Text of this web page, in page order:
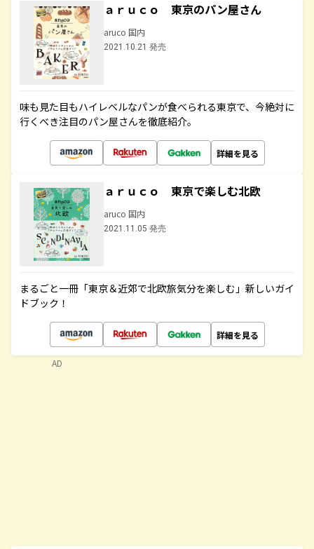
ａｒｕｃｏ 東京のパン屋さん
aruco 国内
2021.10.21 発売
味も見た目もハイレベルなパンが食べられる東京で、今絶対に
行くべき注目のパン屋さんを徹底紹介。
詳細を見る
ａｒｕｃｏ 東京で楽しむ北欧
aruco 国内
2021.11.05 発売
まるごと一冊「東京＆近郊で北欧旅気分を楽しむ」新しいガイ
ドブック！
詳細を見る
AD